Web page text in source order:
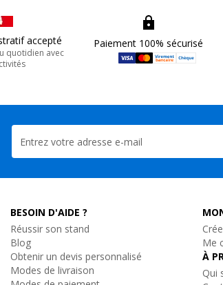
accepté
quotidien avec
Paiement 100% sécurisé
BESOIN D'AIDE ?
Réussir son stand
Blog
Obtenir un devis personnalisé
Modes de livraison
Me
À
Qui